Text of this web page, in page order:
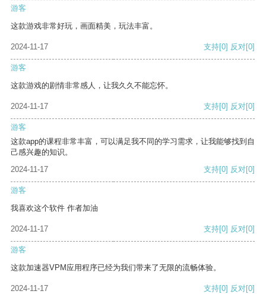
游客
这款游戏非常好玩，画面精美，玩法丰富。
2024-11-17 支持[0] 反对[0]
游客
这款游戏的剧情非常感人，让我久久不能忘怀。
2024-11-17 支持[0] 反对[0]
游客
这款app的课程非常丰富，可以满足我不同的学习需求，让我能够找到自
己感兴趣的知识。
2024-11-17
支持[0] 反对[0]
游客
我喜欢这个软件 作者加油
2024-11-17 支持[0] 反对[0]
游客
这款加速器VPM应用程序已经为我们带来了无限的流畅体验。
2024-11-17 支持[0] 反对[0]